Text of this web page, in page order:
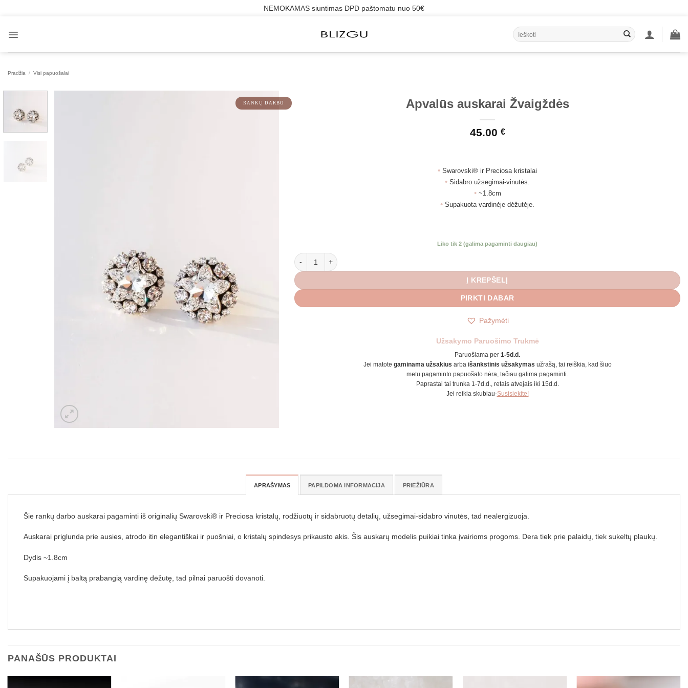
NEMOKAMAS siuntimas DPD paštomatu nuo 50€
Ieškoti:
Pradžia / Visi papuošalai
RANKŲ DARBO Apvalūs auskarai Žvaigždės
45.00 €
• Swarovski® ir Preciosa kristalai
• Sidabro užsegimai-vinutės.
• ~1.8cm
• Supakuota vardinėje dėžutėje.
Liko tik 2 (galima pagaminti daugiau)
produkto kiekis: Apvalūs auskarai Žvaigždės
Į KREPŠELĮ
PIRKTI DABAR
Pažymėti
Užsakymo Paruošimo Trukmė
Paruošiama per 1-5d.d.
Jei matote gaminama užsakius arba išankstinis užsakymas užrašą, tai reiškia, kad šiuo
metu pagaminto papuošalo nėra, tačiau galima pagaminti.
Paprastai tai trunka 1-7d.d., retais atvejais iki 15d.d.
Jei reikia skubiau-Susisiekite!
APRAŠYMAS PAPILDOMA INFORMACIJA PRIEŽIŪRA
Šie rankų darbo auskarai pagaminti iš originalių Swarovski® ir Preciosa kristalų, rodžiuotų ir sidabruotų detalių, užsegimai-sidabro vinutės, tad nealergizuoja.
Auskarai priglunda prie ausies, atrodo itin elegantiškai ir puošniai, o kristalų spindesys prikausto akis. Šis auskarų modelis puikiai tinka įvairioms progoms. Dera tiek prie palaidų, tiek sukeltų plaukų.
Dydis ~1.8cm
Supakuojami į baltą prabangią vardinę dėžutę, tad pilnai paruošti dovanoti.
PANAŠŪS PRODUKTAI